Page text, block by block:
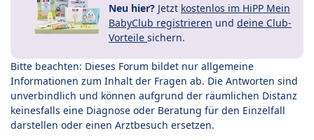
Neu hier? Jetzt kostenlos im HiPP Mein
BabyClub registrieren und deine Club-
Vorteile sichern.
Bitte beachten: Dieses Forum bildet nur allgemeine
Informationen zum Inhalt der Fragen ab. Die Antworten sind
unverbindlich und können aufgrund der räumlichen Distanz
keinesfalls eine Diagnose oder Beratung für den Einzelfall
darstellen oder einen Arztbesuch ersetzen.